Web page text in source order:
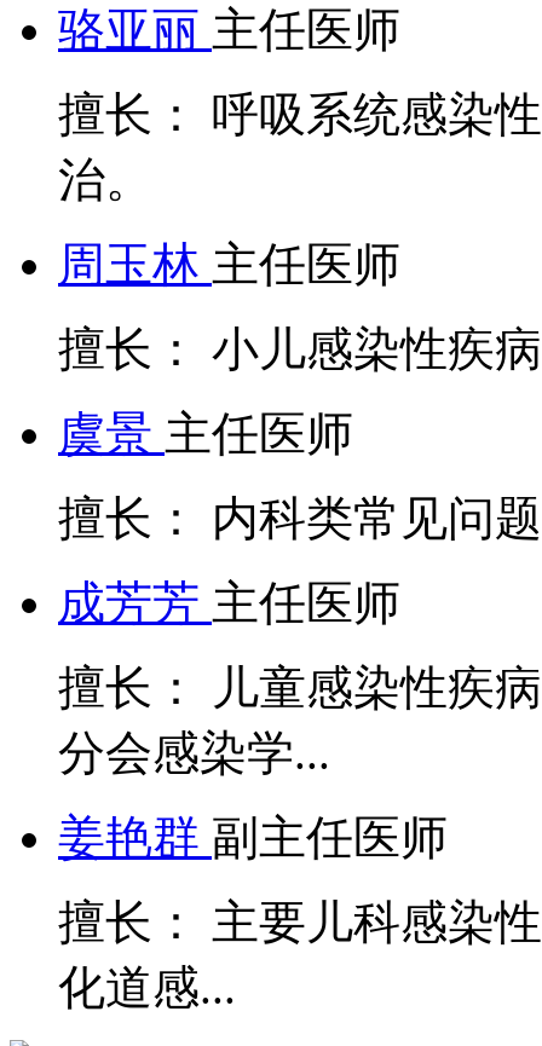
骆亚丽 主任医师
擅长： 呼吸系统感染
治。
周玉林 主任医师
擅长： 小儿感染性疾
虞景 主任医师
擅长： 内科类常见问题
成芳芳 主任医师
擅长： 儿童感染性疾
分会感染学...
姜艳群 副主任医师
擅长： 主要儿科感染
化道感...